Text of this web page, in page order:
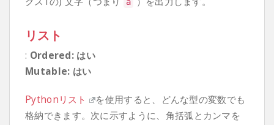
リスト
: Ordered: はい
Mutable: はい
Pythonリスト
を使用すると、どんな型の変数でも
格納できます。次に示すように、角括弧とカンマを